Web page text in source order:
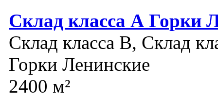
Склад класса А Горки
Склад класса B, Склад
Горки Ленинские
2400 м²